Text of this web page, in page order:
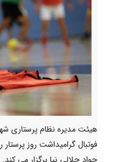
هیئت مدیره نظام پرستاری
فوتبال گرامیداشت روز پرستار